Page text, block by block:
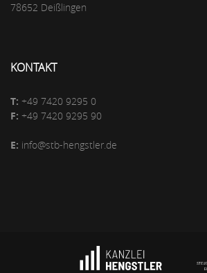
78652 Deißlingen
KONTAKT
T: +49 7420 9295 0
F: +49 7420 9295 90
E: info@stb-hengstler.de